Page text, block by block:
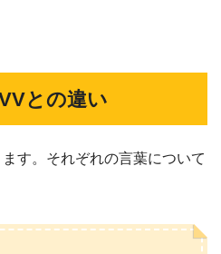
との違い
す。それぞれの言葉について